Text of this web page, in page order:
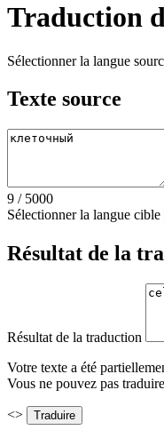
Traduction
Sélectionner la langue
Texte source
9 / 5000
Sélectionner la langue cible
Résultat de la
Résultat de la traduction
Votre texte a été
Vous ne pouvez pas
<>